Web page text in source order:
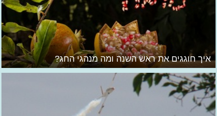
איך חוגגים את ראש השנה ומה מנהגי החג?